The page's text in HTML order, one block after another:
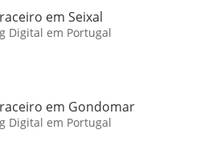
em Seixal
Digital em Portugal
em Gondomar
Digital em Portugal